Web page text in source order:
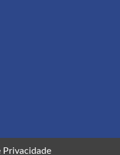
Privacidade